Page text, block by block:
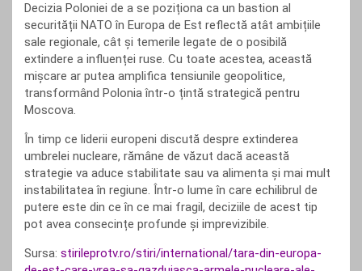
Decizia Poloniei de a se poziționa ca un bastion al
securității NATO în Europa de Est reflectă atât ambițiile
sale regionale, cât și temerile legate de o posibilă
extindere a influenței ruse. Cu toate acestea, această
mișcare ar putea amplifica tensiunile geopolitice,
transformând Polonia într-o țintă strategică pentru
Moscova.
În timp ce liderii europeni discută despre extinderea
umbrelei nucleare, rămâne de văzut dacă această
strategie va aduce stabilitate sau va alimenta și mai mult
instabilitatea în regiune. Într-o lume în care echilibrul de
putere este din ce în ce mai fragil, deciziile de acest tip
pot avea consecințe profunde și imprevizibile.
Sursa: stirileprotv.ro/stiri/international/tara-din-europa-